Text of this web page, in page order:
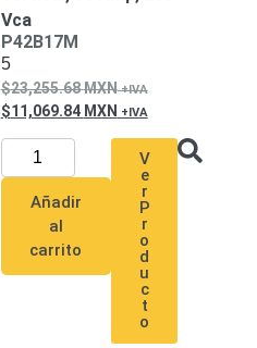
Vca
P42B17M
5
23,255.68MXN
11,069.84 MXN
Añadir
al
carrito
V
e
r
P
r
o
d
u
c
t
o